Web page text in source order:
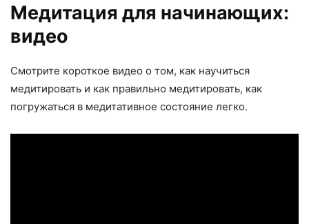
Медитация для начинающих:
видео
Смотрите короткое видео о том, как научиться
медитировать и как правильно медитировать, как
погружаться в медитативное состояние легко.